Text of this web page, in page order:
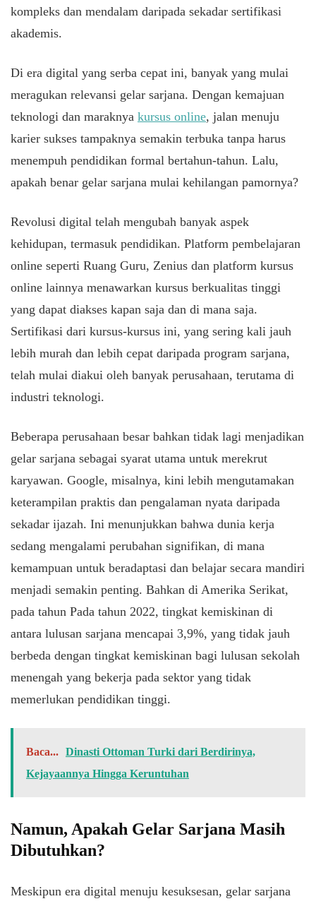
kompleks dan mendalam daripada sekadar sertifikasi
akademis.
Di era digital yang serba cepat ini, banyak yang mulai
meragukan relevansi gelar sarjana. Dengan kemajuan
teknologi dan maraknya kursus online, jalan menuju
karier sukses tampaknya semakin terbuka tanpa harus
menempuh pendidikan formal bertahun-tahun. Lalu,
apakah benar gelar sarjana mulai kehilangan pamornya?
Revolusi digital telah mengubah banyak aspek
kehidupan, termasuk pendidikan. Platform pembelajaran
online seperti Ruang Guru, Zenius dan platform kursus
online lainnya menawarkan kursus berkualitas tinggi
yang dapat diakses kapan saja dan di mana saja.
Sertifikasi dari kursus-kursus ini, yang sering kali jauh
lebih murah dan lebih cepat daripada program sarjana,
telah mulai diakui oleh banyak perusahaan, terutama di
industri teknologi.
Beberapa perusahaan besar bahkan tidak lagi menjadikan
gelar sarjana sebagai syarat utama untuk merekrut
karyawan. Google, misalnya, kini lebih mengutamakan
keterampilan praktis dan pengalaman nyata daripada
sekadar ijazah. Ini menunjukkan bahwa dunia kerja
sedang mengalami perubahan signifikan, di mana
kemampuan untuk beradaptasi dan belajar secara mandiri
menjadi semakin penting. Bahkan di Amerika Serikat,
pada tahun Pada tahun 2022, tingkat kemiskinan di
antara lulusan sarjana mencapai 3,9%, yang tidak jauh
berbeda dengan tingkat kemiskinan bagi lulusan sekolah
menengah yang bekerja pada sektor yang tidak
memerlukan pendidikan tinggi.
Baca... Dinasti Ottoman Turki dari Berdirinya,
Kejayaannya Hingga Keruntuhan
Namun, Apakah Gelar Sarjana Masih
Dibutuhkan?
Meskipun era digital menuju kesuksesan, gelar sarjana